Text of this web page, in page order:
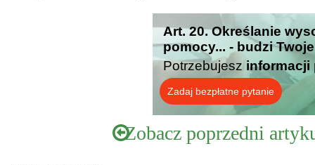
Art. 20. Określanie
pomocy... - budzi
Potrzebujesz informacji
Zadaj bezpłatne pytanie
Zobacz poprzedni